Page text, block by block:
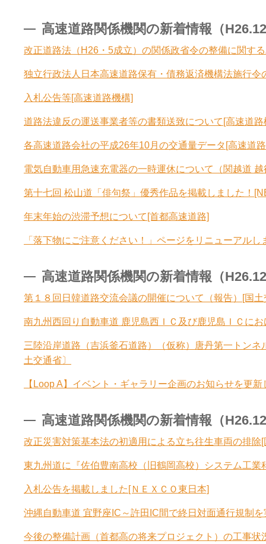
高速道路関係機関の新着情報（
改正道路法（H26・5成立）の関係政省令の整備に関す
独立行政法人日本高速道路保有・債務返済機構法施行
入札公告等[高速道路機構]
道路法違反の運送事業者等の書類送致について[高速道路
各高速道路会社の平成26年10月の交通量データ[高速道
電気自動車用急速充電器の一時運休について（関越道
第十七回 松山道「俳句祭」優秀作品を掲載しました！
年末年始の渋滞予想について[首都高速道路]
「落下物にご注意ください！」ページをリニューアルし
高速道路関係機関の新着情報（
第１８回日韓道路交流会議の開催について（報告）[国土
南九州西回り自動車道 鹿児島西ＩＣ及び鹿児島ＩＣに
三陸沿岸道路（吉浜釜石道路）（仮称）唐丹第一トン
土交通省〕
【Loop A】イベント・ギャラリー企画のお知らせを更
高速道路関係機関の新着情報（
改正災害対策基本法の初適用による立ち往生車両の排除
東九州道に『佐伯豊南高校（旧鶴岡高校）システム工
入札公告を掲載しました[ＮＥＸＣＯ東日本]
沖縄自動車道 宜野座IC～許田IC間で終日対面通行規制
今後の整備計画（首都高の将来プロジェクト）の工事